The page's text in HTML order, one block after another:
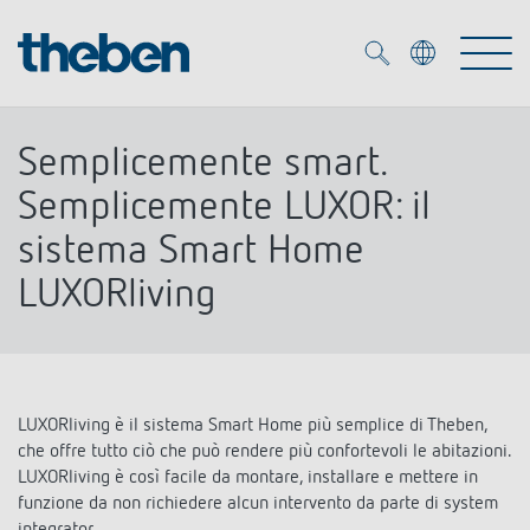
Prodotti
KNX
Rilevatori di presenza/movimento
Fari a LED
Soluzione OEM
Esperti OEM
Referenze
Controllo dell'illuminazione DALI-2
Emettitore LED (inglese)
Mediateca
Azienda
Semplicemente smart.
Semplicemente LUXOR: il
sistema Smart Home
LUXORliving
LUXORliving è il sistema Smart Home più semplice di Theben,
che offre tutto ciò che può rendere più confortevoli le abitazioni.
LUXORliving è così facile da montare, installare e mettere in
funzione da non richiedere alcun intervento da parte di system